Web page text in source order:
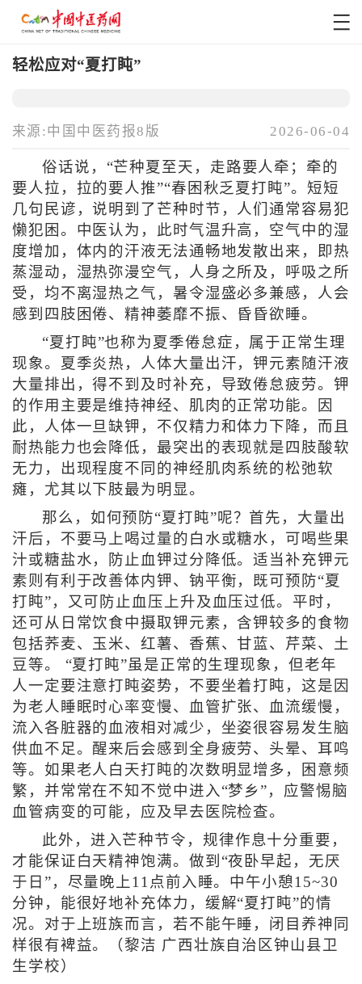
轻松应对“夏打盹”
来源:中国中医药报8版 2026-06-04
俗话说，“芒种夏至天，走路要人牵；牵的
要人拉，拉的要人推”“春困秋乏夏打盹”。短短
几句民谚，说明到了芒种时节，人们通常容易犯
懒犯困。中医认为，此时气温升高，空气中的湿
度增加，体内的汗液无法通畅地发散出来，即热
蒸湿动，湿热弥漫空气，人身之所及，呼吸之所
受，均不离湿热之气，暑令湿盛必多兼感，人会
感到四肢困倦、精神萎靡不振、昏昏欲睡。
“夏打盹”也称为夏季倦怠症，属于正常生理
现象。夏季炎热，人体大量出汗，钾元素随汗液
大量排出，得不到及时补充，导致倦怠疲劳。钾
的作用主要是维持神经、肌肉的正常功能。因
此，人体一旦缺钾，不仅精力和体力下降，而且
耐热能力也会降低，最突出的表现就是四肢酸软
无力，出现程度不同的神经肌肉系统的松弛软
瘫，尤其以下肢最为明显。
那么，如何预防“夏打盹”呢？首先，大量出
汗后，不要马上喝过量的白水或糖水，可喝些果
汁或糖盐水，防止血钾过分降低。适当补充钾元
素则有利于改善体内钾、钠平衡，既可预防“夏
打盹”，又可防止血压上升及血压过低。平时，
还可从日常饮食中摄取钾元素，含钾较多的食物
包括荞麦、玉米、红薯、香蕉、甘蓝、芹菜、土
豆等。 “夏打盹”虽是正常的生理现象，但老年
人一定要注意打盹姿势，不要坐着打盹，这是因
为老人睡眠时心率变慢、血管扩张、血流缓慢，
流入各脏器的血液相对减少，坐姿很容易发生脑
供血不足。醒来后会感到全身疲劳、头晕、耳鸣
等。如果老人白天打盹的次数明显增多，困意频
繁，并常常在不知不觉中进入“梦乡”，应警惕脑
血管病变的可能，应及早去医院检查。
此外，进入芒种节令，规律作息十分重要，
才能保证白天精神饱满。做到“夜卧早起，无厌
于日”，尽量晚上11点前入睡。中午小憩15~30
分钟，能很好地补充体力，缓解“夏打盹”的情
况。对于上班族而言，若不能午睡，闭目养神同
样很有裨益。（黎洁 广西壮族自治区钟山县卫
生学校）